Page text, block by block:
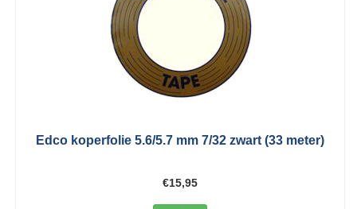
Edco koperfolie 5.6/5.7 mm 7/32 zwart (33 meter)
€15,95